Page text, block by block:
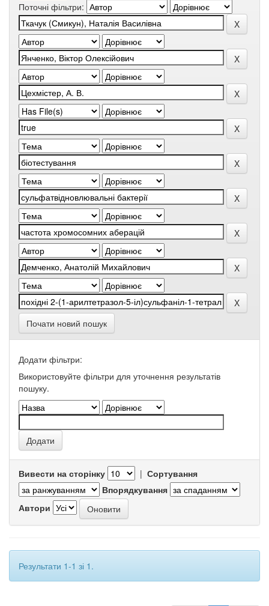
Поточні фільтри:
Почати новий пошук
Додати фільтри:
Використовуйте фільтри для уточнення результатів
пошуку.
Вивести на сторінку | Сортування
Впорядкування
Автори
Результати 1-1 зі 1.